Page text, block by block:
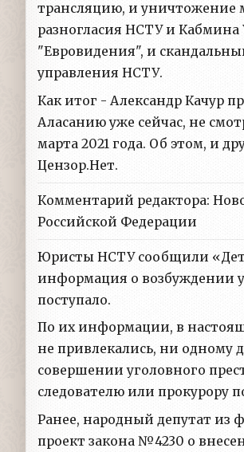
трансляцию, и уничтожение
разногласия НСТУ и Кабмина
"Евровидения", и
управления НСТУ.
Как итог - Александр Качур
Аласанию уже сейчас, не
марта 2021 года. Об этом, и
Цензор.Нет.
Комментарий редактора:
Российской Федерации
Юристы НСТУ сообщили
информация о возбуждении
поступало.
По их информации, в
не привлекались, ни одному
совершении уголовного
следователю или прокурору
Ранее, народный депутат из
проект закона №4230 о